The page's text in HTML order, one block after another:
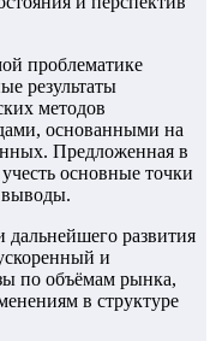
проблематике
результаты
методов
основанными на
Предложенная в
основные точки
выводы.
дальнейшего развития
и
по объёмам рынка,
в структуре